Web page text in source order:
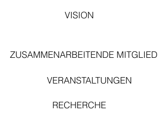
VISION
ZUSAMMENARBEITENDE
VERANSTALTUNGEN
RECHERCHE